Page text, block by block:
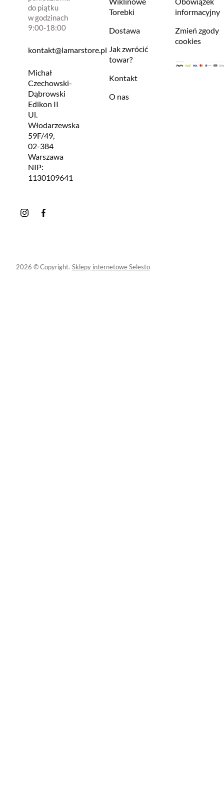
do piątku
w godzinach
9:00-18:00
kontakt@lamarstore.pl
Michał
Czechowski-
Dąbrowski
Edikon II
Ul.
Włodarzewska
59F/49,
02-384
Warszawa
NIP:
1130109641
Torebki
Dostawa
Jak zwrócić
towar?
Kontakt
O nas
informacyjny
Zmień zgody
cookies
2026 © Copyright. Sklepy internetowe Selesto